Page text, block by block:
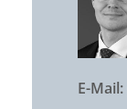
E-Mail: